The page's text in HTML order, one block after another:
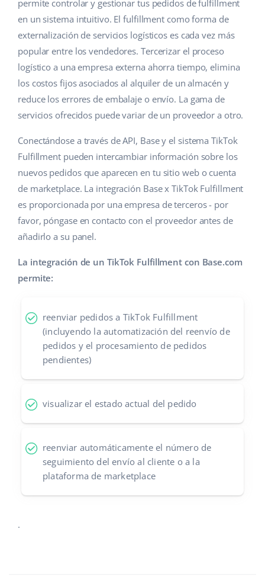
Gestión de envíos
Automatizaciones
Base Connect
IA para e-commerce
Hogar y jardinería
Productos infantiles
Electrónica
Piezas de automóviles
Supermercado
Salud y belleza
Ayuda
Base Academy
Blog
Servicios
Auditoría de cuentas
Otros
Calculadora de beneficios
Cooperación y socios
Contáctanos
english (GB)
english (IN)
čeština
deutsch
Ελληνικά
español (AR)
español (MX)
Français
Italiano
polski
português (BR)
română
中文
permite controlar y gestionar tus pedidos de fulfillment
en un sistema intuitivo. El fulfillment como forma de
externalización de servicios logísticos es cada vez más
popular entre los vendedores. Tercerizar el proceso
logístico a una empresa externa ahorra tiempo, elimina
los costos fijos asociados al alquiler de un almacén y
reduce los errores de embalaje o envío. La gama de
servicios ofrecidos puede variar de un proveedor a otro.
Conectándose a través de API, Base y el sistema TikTok
Fulfillment pueden intercambiar información sobre los
nuevos pedidos que aparecen en tu sitio web o cuenta
de marketplace. La integración Base x TikTok Fulfillment
es proporcionada por una empresa de terceros - por
favor, póngase en contacto con el proveedor antes de
añadirlo a su panel.
La integración de un TikTok Fulfillment con Base.com
permite:
reenviar pedidos a TikTok Fulfillment
(incluyendo la automatización del reenvío de
pedidos y el procesamiento de pedidos
pendientes)
visualizar el estado actual del pedido
reenviar automáticamente el número de
seguimiento del envío al cliente o a la
plataforma de marketplace
.